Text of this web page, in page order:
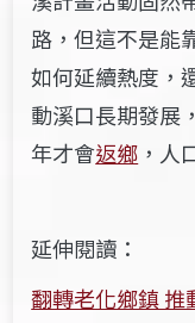
路，但這不是能
如何延續熱度，
動溪口長期發展
年才會返鄉 ，人
延伸閱讀：
翻轉老化鄉鎮 推